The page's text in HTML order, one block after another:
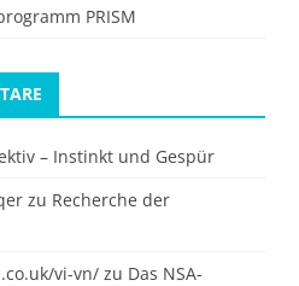
PRISM
– Instinkt und Gespür
zu Recherche der
vi-vn/ zu Das NSA-